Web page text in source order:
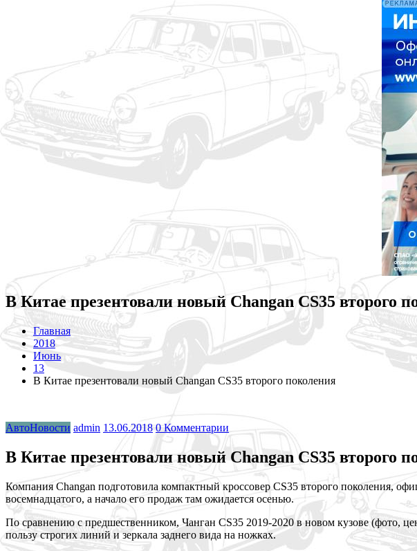
В Китае презентовали новый Changan CS35 второго
Главная
2018
Июнь
13
В Китае презентовали новый Changan CS35 второго поколения
АвтоНовости admin 13.06.2018 0 Комментарии
В Китае презентовали новый Changan CS35 второго
Компания Changan подготовила компактный кроссовер CS35 второго поколения,
восемнадцатого, а начало его продаж там ожидается осенью.
По сравнению с предшественником, Чанган CS35 2019-2020 в новом кузове (фото,
пользу строгих линий и зеркала заднего вида на ножках.